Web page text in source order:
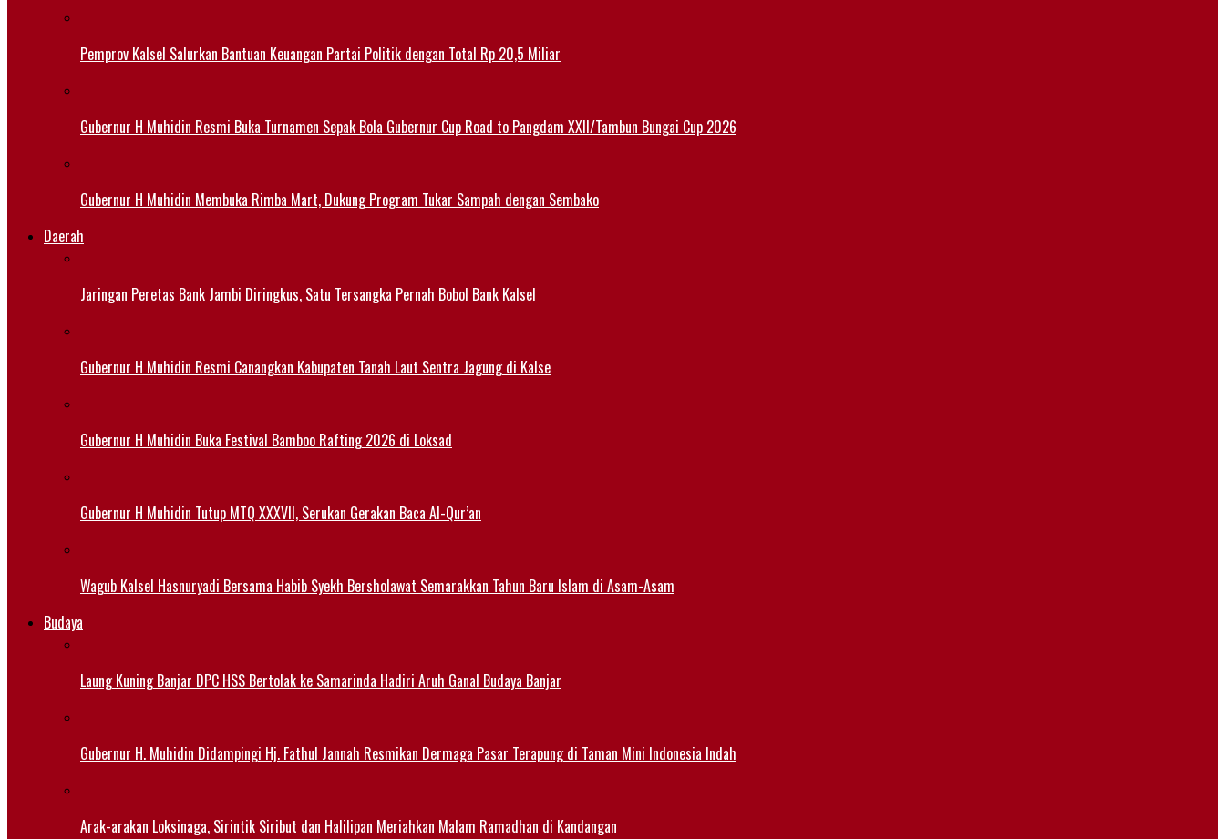
Pemprov Kalsel Salurkan Bantuan Keuangan Partai Politik dengan Total Rp 20,5 Miliar
Gubernur H Muhidin Resmi Buka Turnamen Sepak Bola Gubernur Cup Road to Pangdam XXII/Tambun Bungai Cup 2026
Gubernur H Muhidin Membuka Rimba Mart, Dukung Program Tukar Sampah dengan Sembako
Daerah
Jaringan Peretas Bank Jambi Diringkus, Satu Tersangka Pernah Bobol Bank Kalsel
Gubernur H Muhidin Resmi Canangkan Kabupaten Tanah Laut Sentra Jagung di Kalse
Gubernur H Muhidin Buka Festival Bamboo Rafting 2026 di Loksad
Gubernur H Muhidin Tutup MTQ XXXVII, Serukan Gerakan Baca Al-Qur’an
Wagub Kalsel Hasnuryadi Bersama Habib Syekh Bersholawat Semarakkan Tahun Baru Islam di Asam-Asam
Budaya
Laung Kuning Banjar DPC HSS Bertolak ke Samarinda Hadiri Aruh Ganal Budaya Banjar
Gubernur H. Muhidin Didampingi Hj. Fathul Jannah Resmikan Dermaga Pasar Terapung di Taman Mini Indonesia Indah
Arak-arakan Loksinaga, Sirintik Siribut dan Halilipan Meriahkan Malam Ramadhan di Kandangan